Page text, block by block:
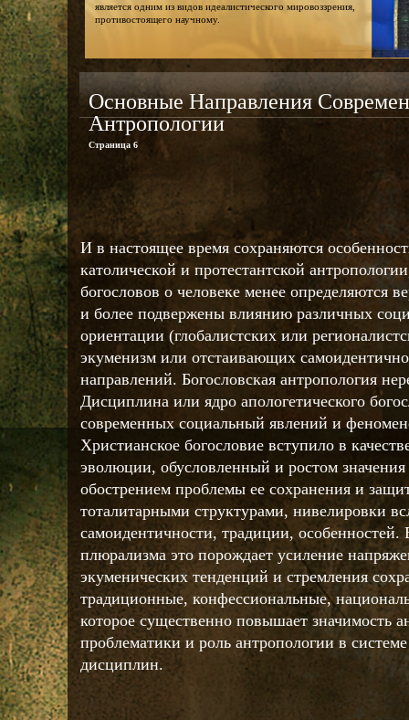
является одним из видов идеалистического мировоззрения,
противостоящего научному.
Основные Направления
Антропологии
Страница 6
И в настоящее время сохраняются
католической и протестантской
богословов о человеке менее определяются
и более подвержены влиянию различных
ориентации (глобалистских или
экуменизм или отстаивающих
направлений. Богословская антропология
Дисциплина или ядро апологетического
современных социальный явлений и
Христианское богословие вступило в
эволюции, обусловленный и ростом
обострением проблемы ее сохранения и
тоталитарными структурами, нивелировки
самоидентичности, традиции, особенностей.
плюрализма это порождает усиление
экуменических тенденций и стремления
традиционные, конфессиональные,
которое существенно повышает значимость
проблематики и роль антропологии в
дисциплин.